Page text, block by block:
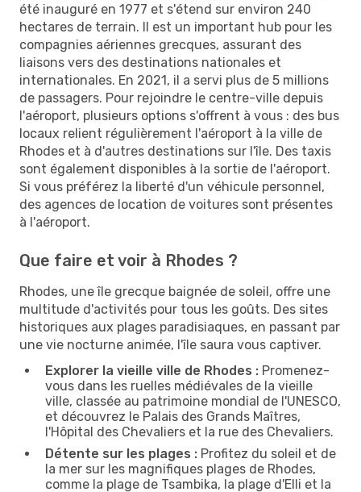
été inauguré en 1977 et s'étend sur environ 240
hectares de terrain. Il est un important hub pour les
compagnies aériennes grecques, assurant des
liaisons vers des destinations nationales et
internationales. En 2021, il a servi plus de 5 millions
de passagers. Pour rejoindre le centre-ville depuis
l'aéroport, plusieurs options s'offrent à vous : des bus
locaux relient régulièrement l'aéroport à la ville de
Rhodes et à d'autres destinations sur l'île. Des taxis
sont également disponibles à la sortie de l'aéroport.
Si vous préférez la liberté d'un véhicule personnel,
des agences de location de voitures sont présentes
à l'aéroport.
Que faire et voir à Rhodes ?
Rhodes, une île grecque baignée de soleil, offre une
multitude d'activités pour tous les goûts. Des sites
historiques aux plages paradisiaques, en passant par
une vie nocturne animée, l'île saura vous captiver.
Explorer la vieille ville de Rhodes : Promenez-
vous dans les ruelles médiévales de la vieille
ville, classée au patrimoine mondial de l'UNESCO,
et découvrez le Palais des Grands Maîtres,
l'Hôpital des Chevaliers et la rue des Chevaliers.
Détente sur les plages : Profitez du soleil et de
la mer sur les magnifiques plages de Rhodes,
comme la plage de Tsambika, la plage d'Elli et la